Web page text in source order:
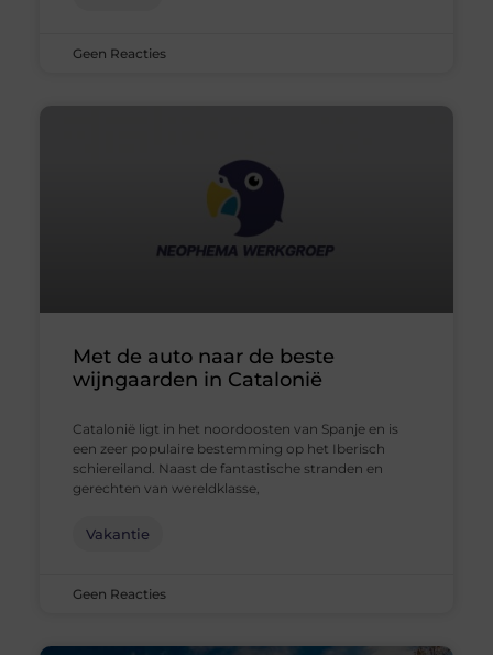
Geen Reacties
Met de auto naar de beste
wijngaarden in Catalonië
Catalonië ligt in het noordoosten van Spanje en is
een zeer populaire bestemming op het Iberisch
schiereiland. Naast de fantastische stranden en
gerechten van wereldklasse,
Vakantie
Geen Reacties